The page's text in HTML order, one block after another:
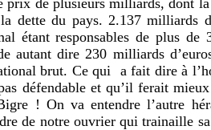
dette du pays. 2.137 milliards
étant responsables de plus de
autant dire 230 milliards
brut. Ce qui a fait dire à
défendable et qu’il ferait
! On va entendre l’autre
de notre ouvrier qui trainaille